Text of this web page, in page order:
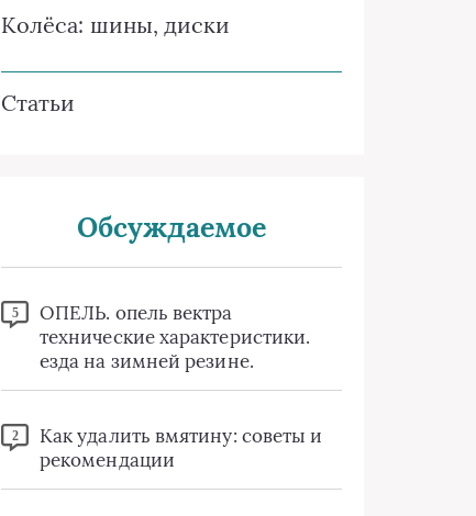
Колёса: шины, диски
Статьи
Обсуждаемое
5
ОПЕЛЬ. опель вектра
технические характеристики.
езда на зимней резине.
2
Как удалить вмятину: советы и
рекомендации